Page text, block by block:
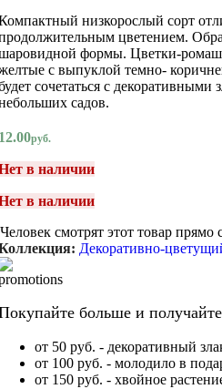
низкорослый сорт
цветением.
формы. Цветки-
с выпуклой темно-
сочетаться с декоративными
садов.
руб.
в наличии
в наличии
Человек смотрят этот товар прямо
Декоративно-
больше и
от 50 руб. - декоративный
от 100 руб. - молодило в
от 150 руб. - хвойное